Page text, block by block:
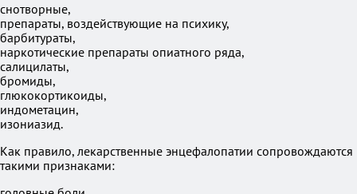
снотворные,
препараты, воздействующие на психику,
барбитураты,
наркотические препараты опиатного ряда,
салицилаты,
бромиды,
глюкокортикоиды,
индометацин,
изониазид.
Как правило, лекарственные энцефалопатии сопровождаются
такими признаками: